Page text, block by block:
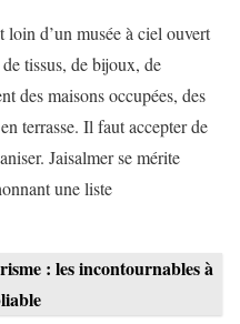
d’un musée à ciel ouvert
tissus, de bijoux, de
des maisons occupées, des
terrasse. Il faut accepter de
Jaisalmer se mérite
une liste
: les incontournables à